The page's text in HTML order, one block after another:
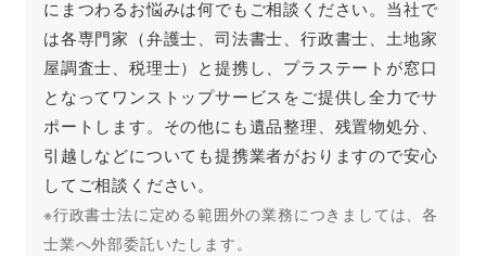
にまつわるお悩みは何でもご相談ください。当社で
は各専門家（弁護士、司法書士、行政書士、土地家
屋調査士、税理士）と提携し、プラステートが窓口
となってワンストップサービスをご提供し全力でサ
ポートします。その他にも遺品整理、残置物処分、
引越しなどについても提携業者がおりますので安心
してご相談ください。
※行政書士法に定める範囲外の業務につきましては、各
士業へ外部委託いたします。